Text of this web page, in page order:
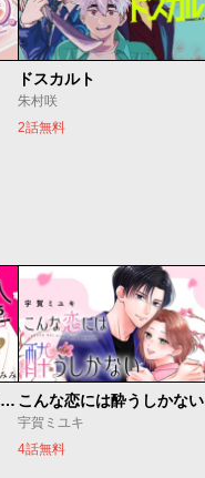
ドスカルト
朱村咲
2話無料
執事に初夜をおあずけされてます。 こんな恋には酔うしかない
宇賀ミユキ
4話無料